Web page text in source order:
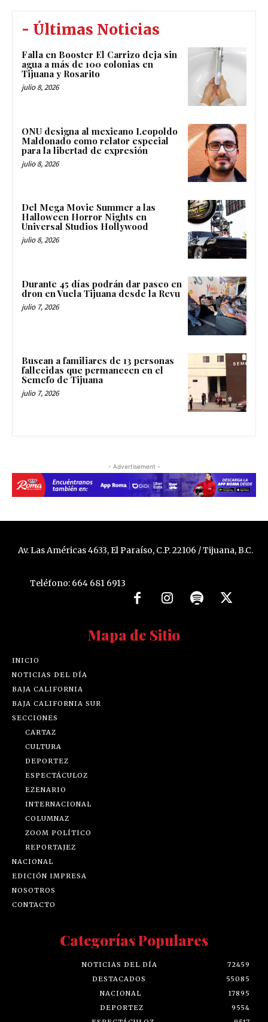
- Últimas Noticias
Falla en Booster El Carrizo deja sin
agua a más de 100 colonias en
Tijuana y Rosarito
julio 8, 2026
ONU designa al mexicano Leopoldo
Maldonado como relator especial
para la libertad de expresión
julio 8, 2026
Del Mega Movie Summer a las
Halloween Horror Nights en
Universal Studios Hollywood
julio 8, 2026
Durante 45 días podrán dar paseo en
dron en Vuela Tijuana desde la Revu
julio 7, 2026
Buscan a familiares de 13 personas
fallecidas que permanecen en el
Semefo de Tijuana
julio 7, 2026
- Advertisement -
Av. Las Américas 4633, El Paraíso, C.P. 22106 / Tijuana, B.C.
Teléfono: 664 681 6913
Mapa de Sitio
INICIO
NOTICIAS DEL DÍA
BAJA CALIFORNIA
BAJA CALIFORNIA SUR
SECCIONES
CARTAZ
CULTURA
DEPORTEZ
ESPECTÁCULOZ
EZENARIO
INTERNACIONAL
COLUMNAZ
ZOOM POLÍTICO
REPORTAJEZ
NACIONAL
EDICIÓN IMPRESA
NOSOTROS
CONTACTO
Categorías Populares
NOTICIAS DEL DÍA
72459
DESTACADOS
55085
NACIONAL
17895
DEPORTEZ
9554